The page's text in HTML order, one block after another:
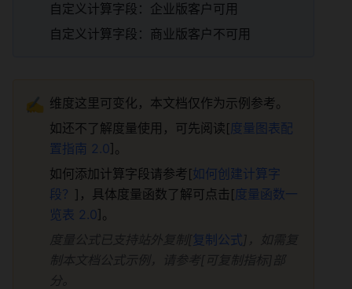
自定义计算字段：企业版客户可用
自定义计算字段：商业版客户不可用
✍️ 维度这里可变化，本文档仅作为示例参考。
如还不了解度量使用，可先阅读[度量图表配
置指南 2.0]。
如何添加计算字段请参考[如何创建计算字
段？ ]，具体度量函数了解可点击[度量函数一
览表 2.0]。
度量公式已支持站外复制[复制公式]，如需复
制本文档公式示例，请参考[可复制指标]部
分。